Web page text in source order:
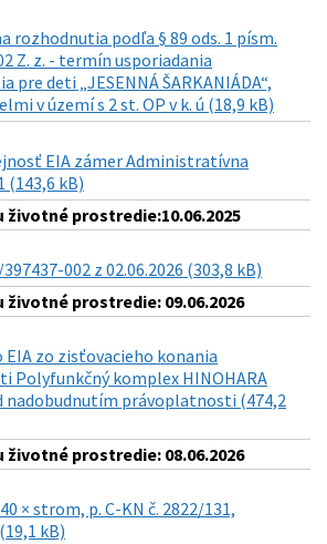
rozhodnutia podľa § 89 ods. 1 písm.
Z. z. - termín usporiadania
deti „JESENNÁ ŠARKANIÁDA“,
v území s 2 st. OP v k. ú (18,9 kB)
EIA zámer Administratívna
(143,6 kB)
životné prostredie:10.06.2025
002 z 02.06.2026 (303,8 kB)
životné prostredie: 09.06.2026
EIA zo zisťovacieho konania
Polyfunkčný komplex HINOHARA
nadobudnutím právoplatnosti (474,2
životné prostredie: 08.06.2026
× strom, p. C-KN č. 2822/131,
kB)